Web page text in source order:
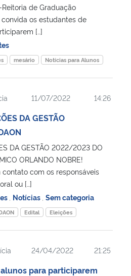
de Graduação
os estudantes de
[…]
mesário Notícias para Alunos
11/07/2022 14:26
DA GESTÃO
DA GESTÃO 2022/2023 DO
ORLANDO NOBRE!
com os responsáveis
ou […]
Notícias Sem categoria
Edital Eleições
24/04/2022 21:25
para participarem